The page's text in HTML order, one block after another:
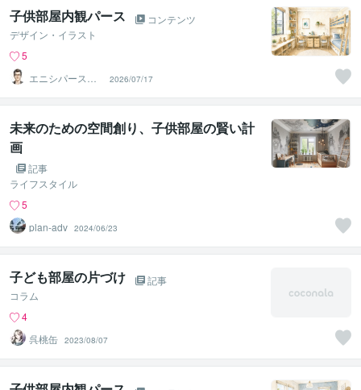
子供部屋内観パース
コンテンツ
デザイン・イラスト
5
エニシパース（1
級建築士）
2026/07/17
未来のための空間創り、子供部屋の賢い計
画
記事
ライフスタイル
5
plan‐adv 2024/06/23
子ども部屋の片づけ
記事
コラム
4
呉桃缶 2023/08/07